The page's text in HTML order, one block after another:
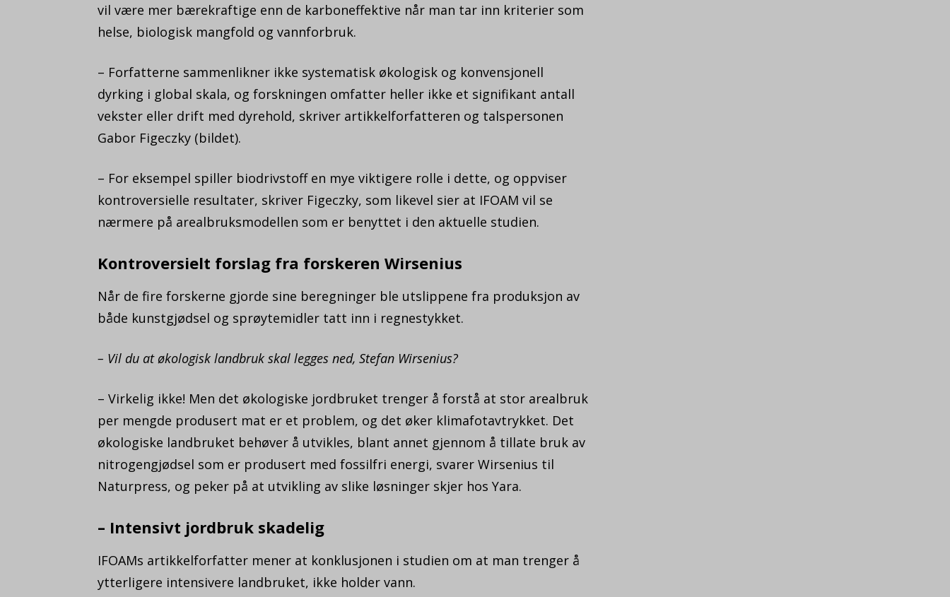
vil være mer bærekraftige enn de karboneffektive når man tar inn kriterier som
helse, biologisk mangfold og vannforbruk.
– Forfatterne sammenlikner ikke systematisk økologisk og konvensjonell
dyrking i global skala, og forskningen omfatter heller ikke et signifikant antall
vekster eller drift med dyrehold, skriver artikkelforfatteren og talspersonen
Gabor Figeczky (bildet).
– For eksempel spiller biodrivstoff en mye viktigere rolle i dette, og oppviser
kontroversielle resultater, skriver Figeczky, som likevel sier at IFOAM vil se
nærmere på arealbruksmodellen som er benyttet i den aktuelle studien.
Kontroversielt forslag fra forskeren Wirsenius
Når de fire forskerne gjorde sine beregninger ble utslippene fra produksjon av
både kunstgjødsel og sprøytemidler tatt inn i regnestykket.
– Vil du at økologisk landbruk skal legges ned, Stefan Wirsenius?
– Virkelig ikke! Men det økologiske jordbruket trenger å forstå at stor arealbruk
per mengde produsert mat er et problem, og det øker klimafotavtrykket. Det
økologiske landbruket behøver å utvikles, blant annet gjennom å tillate bruk av
nitrogengjødsel som er produsert med fossilfri energi, svarer Wirsenius til
Naturpress, og peker på at utvikling av slike løsninger skjer hos Yara.
– Intensivt jordbruk skadelig
IFOAMs artikkelforfatter mener at konklusjonen i studien om at man trenger å
ytterligere intensivere landbruket, ikke holder vann.